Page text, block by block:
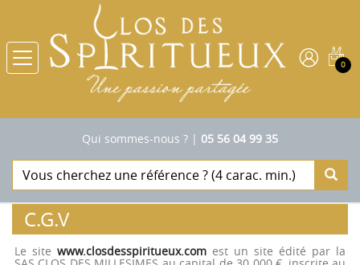
0
Qui sommes-nous ? | 05 56 04 99 35
C.G.V
Le site www.closdesspiritueux.com est un site édité par la